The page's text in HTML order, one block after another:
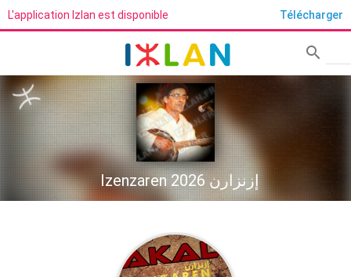
L'application Izlan est disponible Télécharger
search
Izenzaren إزنزارن 2026